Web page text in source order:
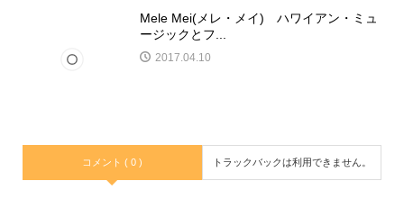
Mele Mei(メレ・メイ) ハワイアン・ミュ
ージックとフ...
2017.04.10
コメント ( 0 ) トラックバックは利用できません。